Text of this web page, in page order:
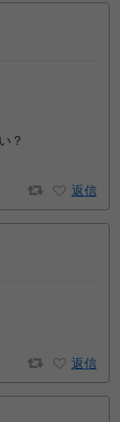
？
返信
返信